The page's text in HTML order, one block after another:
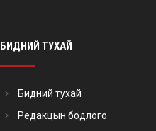
БИДНИЙ ТУХАЙ
Бидний тухай
Редакцын бодлого